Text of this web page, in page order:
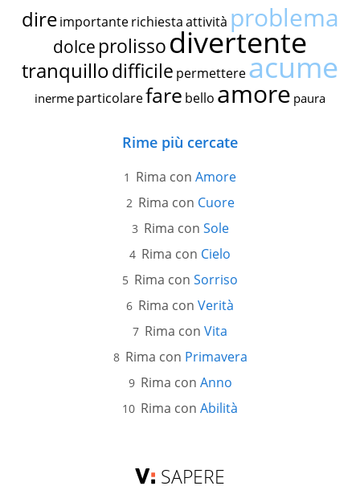
dire importante richiestaattività problema
dolce prolissodivertente
tranquillodifficile permettereacume
inerme particolarefare bello amore paura
Rime più cercate
Rima con Amore
Rima con Cuore
Rima con Sole
Rima con Cielo
Rima con Sorriso
Rima con Verità
Rima con Vita
Rima con Primavera
Rima con Anno
Rima con Abilità
SAPERE